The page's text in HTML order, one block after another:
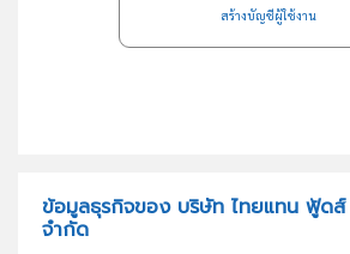
สร้างบัญชีผู้ใช้งาน
ข้อมูลธุรกิจของ บริษัท ไทยแทน ฟู้ดส์
จำกัด